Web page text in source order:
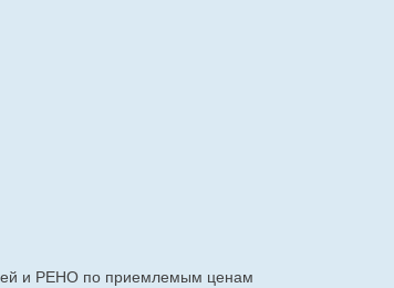
и РЕНО по приемлемым ценам